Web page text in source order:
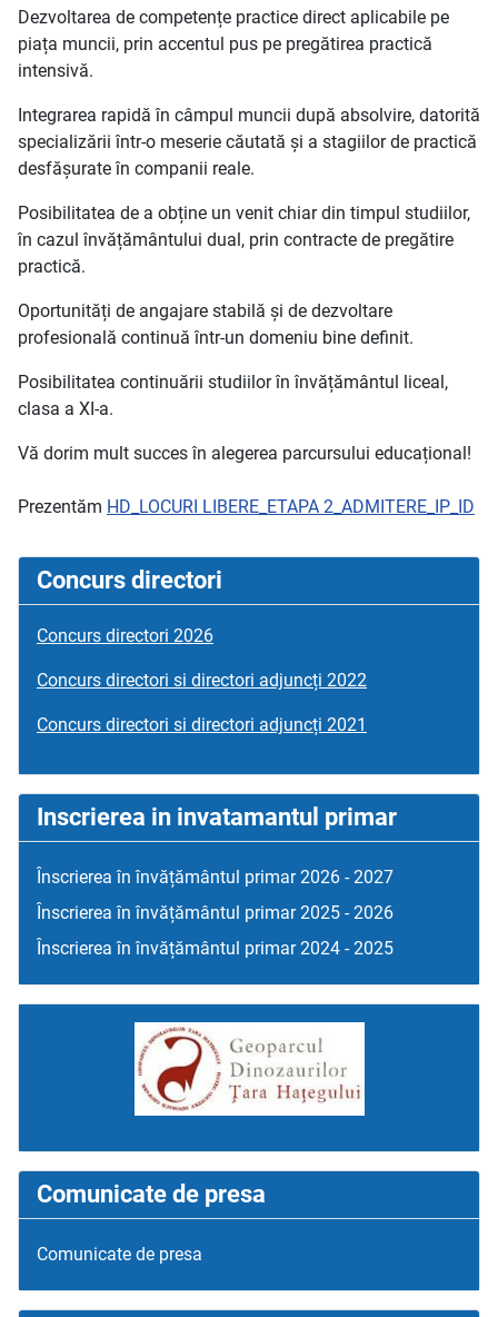
Dezvoltarea de competențe practice direct aplicabile pe
piața muncii, prin accentul pus pe pregătirea practică
intensivă.
Integrarea rapidă în câmpul muncii după absolvire, datorită
specializării într-o meserie căutată și a stagiilor de practică
desfășurate în companii reale.
Posibilitatea de a obține un venit chiar din timpul studiilor,
în cazul învățământului dual, prin contracte de pregătire
practică.
Oportunități de angajare stabilă și de dezvoltare
profesională continuă într-un domeniu bine definit.
Posibilitatea continuării studiilor în învățământul liceal,
clasa a XI-a.
Vă dorim mult succes în alegerea parcursului educațional!
Prezentăm HD_LOCURI LIBERE_ETAPA 2_ADMITERE_IP_ID
Concurs directori
Concurs directori 2026
Concurs directori si directori adjuncți 2022
Concurs directori si directori adjuncți 2021
Inscrierea in invatamantul primar
Înscrierea în învățământul primar 2026 - 2027
Înscrierea în învățământul primar 2025 - 2026
Înscrierea în învățământul primar 2024 - 2025
Comunicate de presa
Comunicate de presa